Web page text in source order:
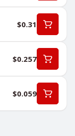
$0.31
$0.257
$0.059